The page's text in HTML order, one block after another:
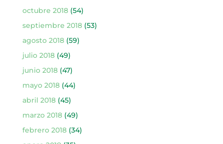
octubre 2018(54)
septiembre 2018(53)
agosto 2018(59)
julio 2018(49)
junio 2018(47)
mayo 2018(44)
abril 2018(45)
marzo 2018(49)
febrero 2018(34)